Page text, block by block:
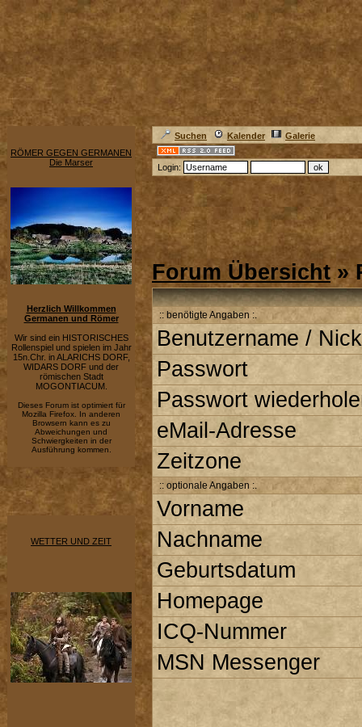
RÖMER GEGEN GERMANEN
Die Marser
Herzlich Willkommen
Germanen und Römer
Wir sind ein HISTORISCHES
Rollenspiel und spielen im Jahr
15n.Chr. in ALARICHS DORF,
WIDARS DORF und der
römischen Stadt
MOGONTIACUM.
Dieses Forum ist optimiert für
Mozilla Firefox. In anderen
Browsern kann es zu
Abweichungen und
Schwiergkeiten in der
Ausführung kommen.
WETTER UND ZEIT
Suchen Kalender Galerie
Login:
Forum Übersicht»
:: benötigte Angaben :.
Benutzername / Nick
Passwort
Passwort
eMail-Adresse
Zeitzone
:: optionale Angaben :.
Vorname
Nachname
Geburtsdatum
Homepage
ICQ-Nummer
MSN Messenger